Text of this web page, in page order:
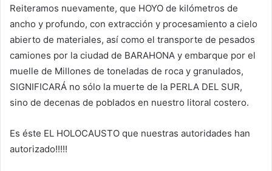
Reiteramos nuevamente, que HOYO de kilómetros de
ancho y profundo, con extracción y procesamiento a cielo
abierto de materiales, así como el transporte de pesados
camiones por la ciudad de BARAHONA y embarque por el
muelle de Millones de toneladas de roca y granulados,
SIGNIFICARÁ no sólo la muerte de la PERLA DEL SUR,
sino de decenas de poblados en nuestro litoral costero.
Es éste EL HOLOCAUSTO que nuestras autoridades han
autorizado!!!!!